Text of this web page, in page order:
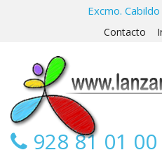
Excmo.
Contacto
928 81 01 00